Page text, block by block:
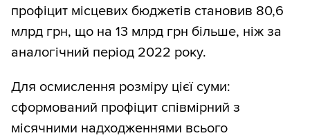
профіцит місцевих бюджетів становив 80,6
млрд грн, що на 13 млрд грн більше, ніж за
аналогічний період 2022 року.
Для осмислення розміру цієї суми:
сформований профіцит співмірний з
місячними надходженнями всього